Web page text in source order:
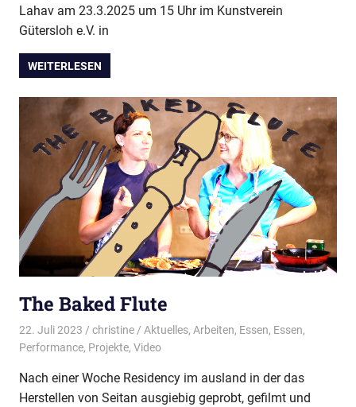
Lahav am 23.3.2025 um 15 Uhr im Kunstverein
Gütersloh e.V. in
WEITERLESEN
The Baked Flute
22. Juli 2023 christine Aktuelles, Arbeiten, Essen, Essen,
Performance, Projekte, Video
Nach einer Woche Residency im ausland in der das
Herstellen von Seitan ausgiebig geprobt, gefilmt und